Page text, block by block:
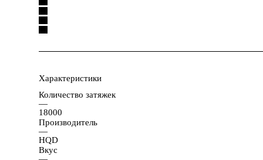
Характеристики
Количество затяжек
—
18000
Производитель
—
HQD
Вкус